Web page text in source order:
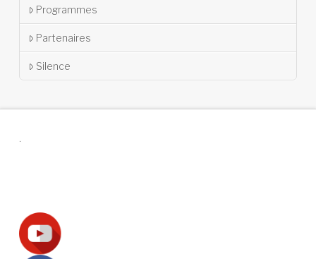
Programmes
Partenaires
Silence